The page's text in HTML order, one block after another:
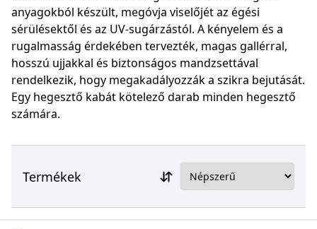
anyagokból készült, megóvja viselőjét az égési
sérülésektől és az UV-sugárzástól. A kényelem és a
rugalmasság érdekében tervezték, magas gallérral,
hosszú ujjakkal és biztonságos mandzsettával
rendelkezik, hogy megakadályozzák a szikra bejutását.
Egy hegesztő kabát kötelező darab minden hegesztő
számára.
Termékek